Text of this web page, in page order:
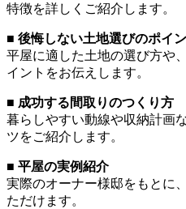
特徴を詳しくご紹介します。
■ 後悔しない土地選びのポイ
平屋に適した土地の選び方や
イントをお伝えします。
■ 成功する間取りのつくり方
暮らしやすい動線や収納計画
ツをご紹介します。
■ 平屋の実例紹介
実際のオーナー様邸をもとに
ただけます。